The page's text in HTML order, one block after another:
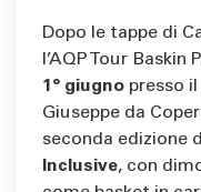
Dopo le tappe di
l’AQP Tour
1° giugno presso
Giuseppe da
seconda edizione
Inclusive, con